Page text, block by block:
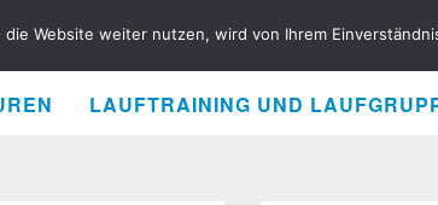
LAUFTRAINING UND
Website weiter nutzen, wird von Ihrem